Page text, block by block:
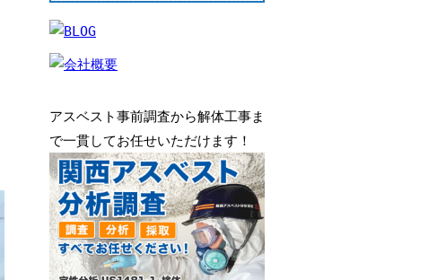
アスベスト事前調査から解体工事ま
で一貫してお任せいただけます！